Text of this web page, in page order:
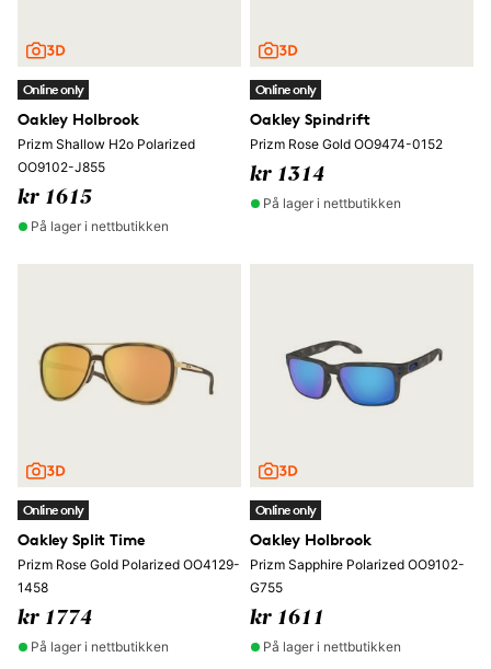
Online only
Oakley Holbrook
Prizm Shallow H2o Polarized
OO9102-J855
kr 1615
På lager i nettbutikken
Online only
Oakley Spindrift
Prizm Rose Gold OO9474-0152
kr 1314
På lager i nettbutikken
Online only
Oakley Split Time
Prizm Rose Gold Polarized OO4129-
1458
kr 1774
På lager i nettbutikken
Online only
Oakley Holbrook
Prizm Sapphire Polarized OO9102-
G755
kr 1611
På lager i nettbutikken